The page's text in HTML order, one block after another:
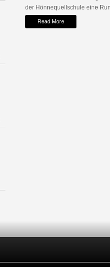
der Hönnequellschule eine
Read More